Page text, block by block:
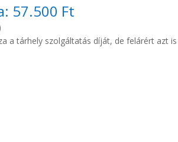
57.500 Ft
a tárhely szolgáltatás díját, de felárért azt is